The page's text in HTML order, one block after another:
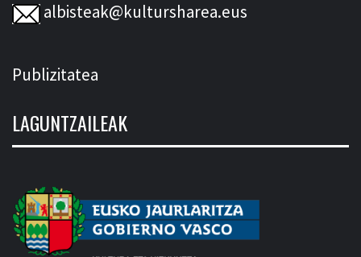
albisteak@kultursharea.eus
Publizitatea
LAGUNTZAILEAK